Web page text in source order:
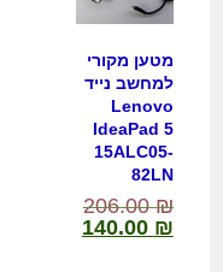
מטען מקורי
למחשב נייד
Lenovo
IdeaPad 5
15ALC05-
82LN
206.00₪
140.00 ₪